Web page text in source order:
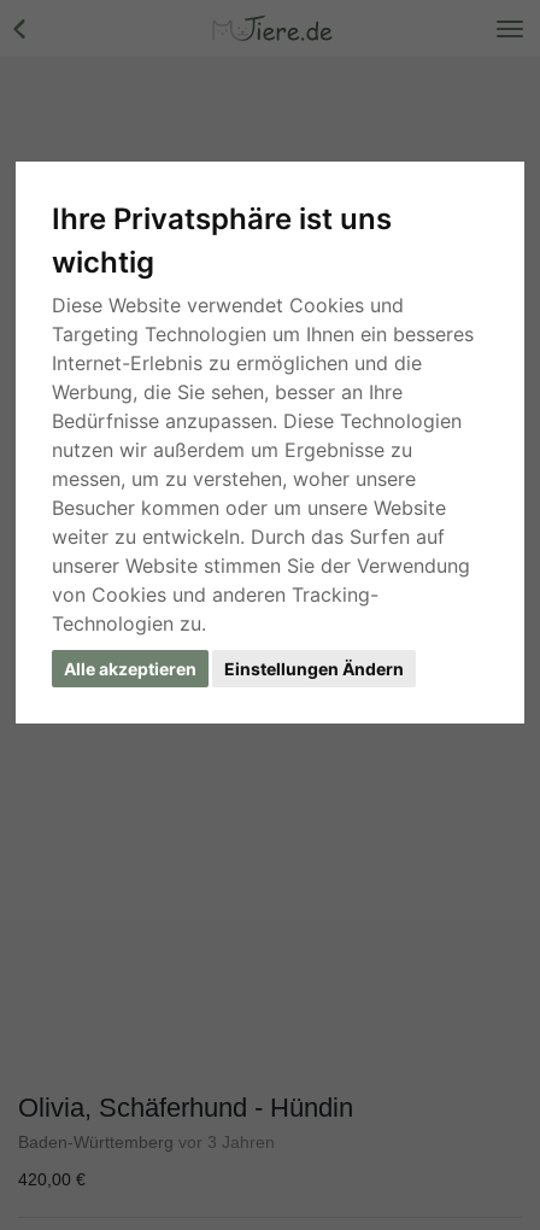
Ihre Privatsphäre ist uns
wichtig
Diese Website verwendet Cookies und
Targeting Technologien um Ihnen ein besseres
Internet-Erlebnis zu ermöglichen und die
Werbung, die Sie sehen, besser an Ihre
Bedürfnisse anzupassen. Diese Technologien
nutzen wir außerdem um Ergebnisse zu
messen, um zu verstehen, woher unsere
Besucher kommen oder um unsere Website
weiter zu entwickeln. Durch das Surfen auf
unserer Website stimmen Sie der Verwendung
von Cookies und anderen Tracking-
Technologien zu.
Alle akzeptieren Einstellungen Ändern
Olivia, Schäferhund - Hündin
Baden-Württemberg vor 3 Jahren
420,00 €